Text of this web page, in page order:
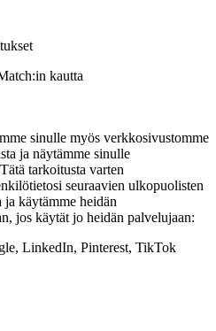
kautta
sinulle myös verkkosivustomme
ja näytämme sinulle
tarkoitusta varten
seuraavien ulkopuolisten
käytämme heidän
jos käytät jo heidän palvelujaan:
LinkedIn, Pinterest, TikTok